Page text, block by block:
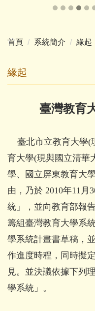
首頁 系統簡介 緣起
緣起
臺灣教育
臺北市立教育大學(
育大學(現與國立清華
學、國立屏東教育大學
由，乃於 2010年11月
統」，並向教育部報
籌組臺灣教育大學系
學系統計畫書草稿，
作進度時程，同時擬
見。並決議依據下列
學系統」。